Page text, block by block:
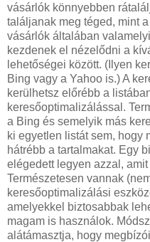
vásárlók könnyebben
találjanak meg téged, mint
vásárlók általában
kezdenek el nézelődni a
lehetőségei között. (Ilyen
Bing vagy a Yahoo is.) A
kerülhetsz előrébb a
keresőoptimalizálással.
a Bing és semelyik más
ki egyetlen listát sem, hogy
hátrébb a tartalmakat. Egy
elégedett legyen azzal, amit
Természetesen vannak
keresőoptimalizálási
amelyekkel biztosabbak
magam is használok.
alátámasztja, hogy